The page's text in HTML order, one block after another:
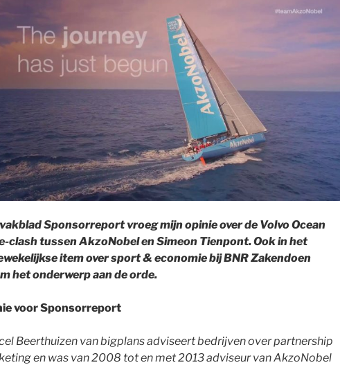
Sponsorreport vroeg mijn opinie over de Volvo Ocean
clash tussen AkzoNobel en Simeon Tienpont. Ook in het
item over sport & economie bij BNR Zakendoen
het onderwerp aan de orde.
voor Sponsorreport
Beerthuizen van bigplans adviseert bedrijven over partnership
en was van 2008 tot en met 2013 adviseur van AkzoNobel